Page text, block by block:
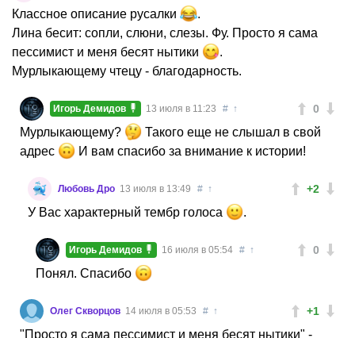
Классное описание русалки
.
Лина бесит: сопли, слюни, слезы. Фу. Просто я сама
пессимист и меня бесят нытики
.
Мурлыкающему чтецу - благодарность.
0
Игорь Демидов 13 июля в 11:23 # ↑
Мурлыкающему?
Такого еще не слышал в свой
адрес
И вам спасибо за внимание к истории!
+2
Любовь Дро 13 июля в 13:49 # ↑
У Вас характерный тембр голоса .
0
Игорь Демидов 16 июля в 05:54 # ↑
Понял. Спасибо
+1
Олег Скворцов 14 июля в 05:53 # ↑
"Просто я сама пессимист и меня бесят нытики" -